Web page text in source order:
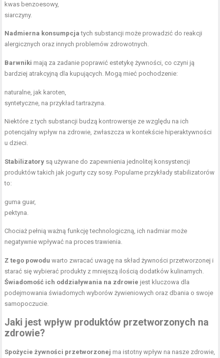
kwas benzoesowy,
siarczyny.
Nadmierna konsumpcja tych substancji może prowadzić do reakcji
alergicznych oraz innych problemów zdrowotnych.
Barwniki mają za zadanie poprawić estetykę żywności, co czyni ją
bardziej atrakcyjną dla kupujących. Mogą mieć pochodzenie:
naturalne, jak karoten,
syntetyczne, na przykład tartrazyna.
Niektóre z tych substancji budzą kontrowersje ze względu na ich
potencjalny wpływ na zdrowie, zwłaszcza w kontekście hiperaktywności
u dzieci.
Stabilizatory są używane do zapewnienia jednolitej konsystencji
produktów takich jak jogurty czy sosy. Popularne przykłady stabilizatorów
to:
guma guar,
pektyna.
Chociaż pełnią ważną funkcję technologiczną, ich nadmiar może
negatywnie wpływać na proces trawienia.
Z tego powodu warto zwracać uwagę na skład żywności przetworzonej i
starać się wybierać produkty z mniejszą ilością dodatków kulinarnych.
Świadomość ich oddziaływania na zdrowie jest kluczowa dla
podejmowania świadomych wyborów żywieniowych oraz dbania o swoje
samopoczucie.
Jaki jest wpływ produktów przetworzonych na
zdrowie?
Spożycie żywności przetworzonej ma istotny wpływ na nasze zdrowie,